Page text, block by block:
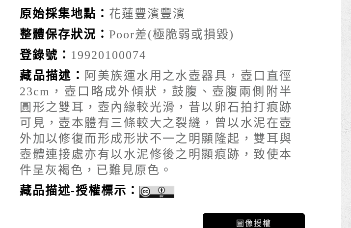
原始採集地點： 花蓮豐濱豐濱
整體保存狀況：Poor差(極脆弱或損毀)
登錄號： 19920100074
藏品描述： 阿美族運水用之水壺器具，壺口直徑
23cm，壺口略成外傾狀，鼓腹、壺腹兩側附半
圓形之雙耳，壺內緣較光滑，昔以卵石拍打痕跡
可見，壺本體有三條較大之裂縫，曾以水泥在壺
外加以修復而形成形狀不一之明顯隆起，雙耳與
壺體連接處亦有以水泥修後之明顯痕跡，致使本
件呈灰褐色，已難見原色。
藏品描述-授權標示：